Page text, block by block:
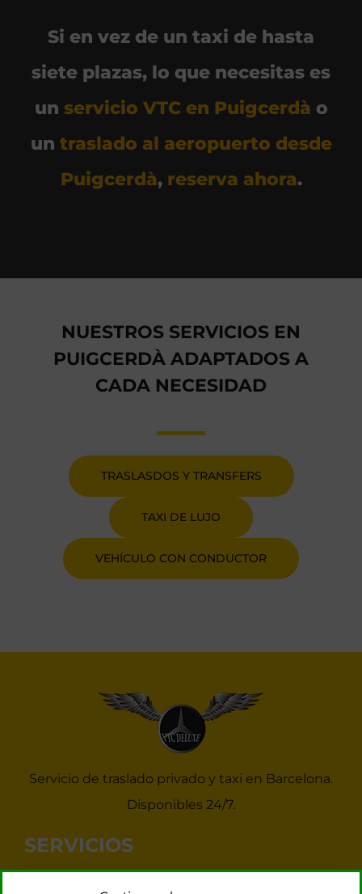
Si en vez de un taxi de hasta
siete plazas, lo que necesitas es
un servicio VTC en Puigcerdà o
un traslado al aeropuerto desde
Puigcerdà, reserva ahora.
NUESTROS SERVICIOS EN
PUIGCERDÀ ADAPTADOS A
CADA NECESIDAD
TRASLASDOS Y TRANSFERS
TAXI DE LUJO
VEHÍCULO CON CONDUCTOR
Servicio de traslado privado y taxi en Barcelona.
Disponibles 24/7.
SERVICIOS